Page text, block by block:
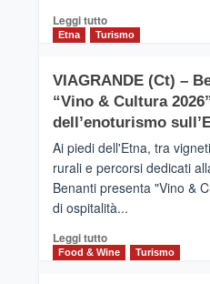
di
Airbnb.
la
Valle
Alcantara
nei
primi
classifica
siciliana
Leggi tuttoLeggi
di
IL
SAN
DOMENICO
TAORMINA,
UN
HOTEL
FOUR
PRESENTA
IL
Etna Turismo
VIAGRANDE (Ct) –
“Vino & Cultura
dell’enoturismo
Ai piedi dell'Etna, tra
rurali e percorsi dedicati
Benanti presenta "Vino &
di ospitalità...
Leggi tuttoLeggi
di
Food & Wine Turismo